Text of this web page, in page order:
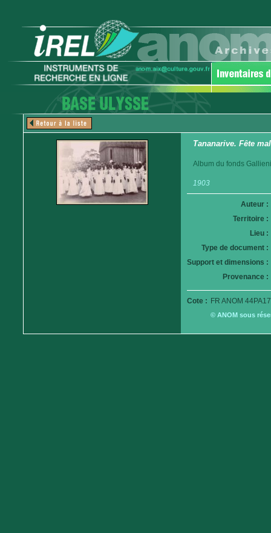
Tananarive. Fête
Album du fonds
1903
Auteur :
Territoire :
Lieu :
Type de document :
Support et dimensions :
Provenance :
Cote : FR ANOM
© ANOM sous